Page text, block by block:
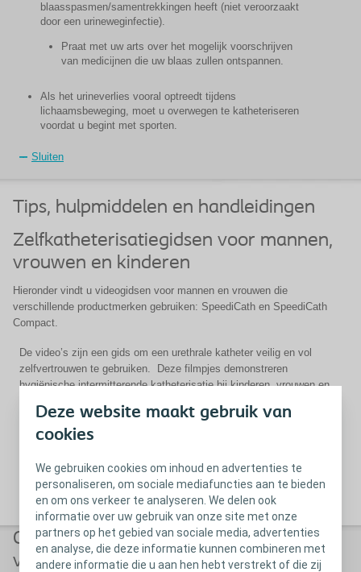
Deze website maakt gebruik van
cookies
We gebruiken cookies om inhoud en advertenties te
personaliseren, om sociale mediafuncties aan te bieden
en om ons verkeer te analyseren. We delen ook
informatie over uw gebruik van onze site met onze
partners op het gebied van sociale media, advertenties
en analyse, die deze informatie kunnen combineren met
andere informatie die u aan hen hebt verstrekt of die zij
blaasspasmen/samentrekkingen heeft (niet veroorzaakt
door een urineweginfectie).
Praat met uw arts over het mogelijk voorschrijven
van medicijnen die uw blaas zullen ontspannen.
Als het urineverlies vooral optreedt tijdens
lichaamsbeweging, moet u overwegen te katheteriseren
voordat u begint met sporten.
Sluiten
Tips, hulpmiddelen en handleidingen
Zelfkatheterisatiegidsen voor mannen,
vrouwen en kinderen
Hieronder vindt u videogidsen voor mannen en vrouwen die
verschillende productmerken gebruiken: SpeediCath en SpeediCath
Compact.
De video’s zijn een gids om een urethrale katheter veilig en vol
zelfvertrouwen te gebruiken. Deze filmpjes demonstreren
hygiënische intermitterende katheterisatie bij kinderen, vrouwen en
Vergeet niet: De katheterisatieprocedure moet altijd worden
deze video zijn enkel bedoeld als aanvulling op het advies dat u al
heeft ontvangen.
Gebruiksaanwijzingen voor katheters
voor kinderen